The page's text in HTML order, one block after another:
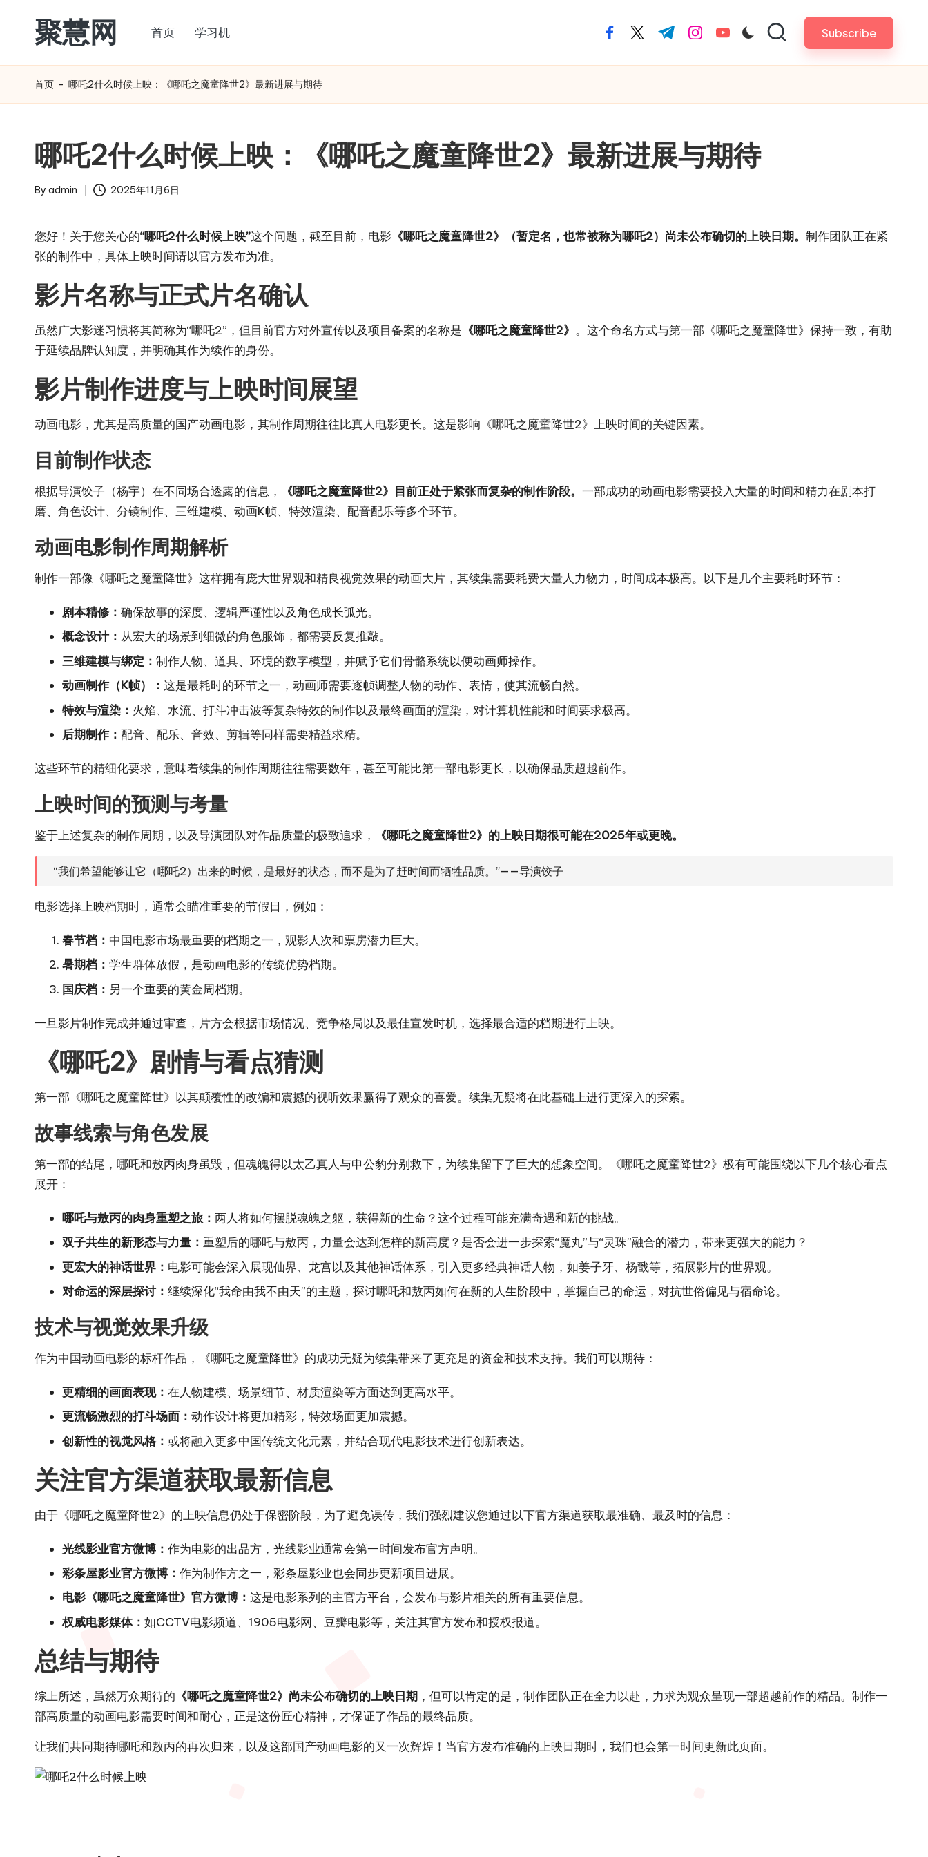
content
聚慧网 首页 学习机 facebook.com
twitter.com
t.me instagram.com
youtube.com Subscribe
首页 - 哪吒2什么时候上映：《哪吒之魔童降世2》最新进展与期待
哪吒2什么时候上映：《哪吒之魔童降世2》最新进展与期待
Posted
By admin 2025年11月6日
您好！关于您关心的“哪吒2什么时候上映”这个问题，截至目前，电影 《哪吒之魔童降世2》（暂定名，也常被称为哪吒2）尚未公布确切的上映日期。 制作团队正在紧
张的制作中，具体上映时间请以官方发布为准。
影片名称与正式片名确认
虽然广大影迷习惯将其简称为“哪吒2”，但目前官方对外宣传以及项目备案的名称是 《哪吒之魔童降世2》 。这个命名方式与第一部《哪吒之魔童降世》保持一致，有助
于延续品牌认知度，并明确其作为续作的身份。
影片制作进度与上映时间展望
动画电影，尤其是高质量的国产动画电影，其制作周期往往比真人电影更长。这是影响《哪吒之魔童降世2》上映时间的关键因素。
目前制作状态
根据导演饺子（杨宇）在不同场合透露的信息， 《哪吒之魔童降世2》目前正处于紧张而复杂的制作阶段。 一部成功的动画电影需要投入大量的时间和精力在剧本打
磨、角色设计、分镜制作、三维建模、动画K帧、特效渲染、配音配乐等多个环节。
动画电影制作周期解析
制作一部像《哪吒之魔童降世》这样拥有庞大世界观和精良视觉效果的动画大片，其续集需要耗费大量人力物力，时间成本极高。以下是几个主要耗时环节：
剧本精修： 确保故事的深度、逻辑严谨性以及角色成长弧光。
概念设计： 从宏大的场景到细微的角色服饰，都需要反复推敲。
三维建模与绑定： 制作人物、道具、环境的数字模型，并赋予它们骨骼系统以便动画师操作。
动画制作（K帧）： 这是最耗时的环节之一，动画师需要逐帧调整人物的动作、表情，使其流畅自然。
特效与渲染： 火焰、水流、打斗冲击波等复杂特效的制作以及最终画面的渲染，对计算机性能和时间要求极高。
后期制作： 配音、配乐、音效、剪辑等同样需要精益求精。
这些环节的精细化要求，意味着续集的制作周期往往需要数年，甚至可能比第一部电影更长，以确保品质超越前作。
上映时间的预测与考量
鉴于上述复杂的制作周期，以及导演团队对作品质量的极致追求， 《哪吒之魔童降世2》的上映日期很可能在2025年或更晚。
“我们希望能够让它（哪吒2）出来的时候，是最好的状态，而不是为了赶时间而牺牲品质。”——导演饺子
电影选择上映档期时，通常会瞄准重要的节假日，例如：
春节档： 中国电影市场最重要的档期之一，观影人次和票房潜力巨大。
暑期档： 学生群体放假，是动画电影的传统优势档期。
国庆档： 另一个重要的黄金周档期。
一旦影片制作完成并通过审查，片方会根据市场情况、竞争格局以及最佳宣发时机，选择最合适的档期进行上映。
《哪吒2》剧情与看点猜测
第一部《哪吒之魔童降世》以其颠覆性的改编和震撼的视听效果赢得了观众的喜爱。续集无疑将在此基础上进行更深入的探索。
故事线索与角色发展
第一部的结尾，哪吒和敖丙肉身虽毁，但魂魄得以太乙真人与申公豹分别救下，为续集留下了巨大的想象空间。《哪吒之魔童降世2》极有可能围绕以下几个核心看点
展开：
哪吒与敖丙的肉身重塑之旅： 两人将如何摆脱魂魄之躯，获得新的生命？这个过程可能充满奇遇和新的挑战。
双子共生的新形态与力量： 重塑后的哪吒与敖丙，力量会达到怎样的新高度？是否会进一步探索“魔丸”与“灵珠”融合的潜力，带来更强大的能力？
更宏大的神话世界： 电影可能会深入展现仙界、龙宫以及其他神话体系，引入更多经典神话人物，如姜子牙、杨戬等，拓展影片的世界观。
对命运的深层探讨： 继续深化“我命由我不由天”的主题，探讨哪吒和敖丙如何在新的人生阶段中，掌握自己的命运，对抗世俗偏见与宿命论。
技术与视觉效果升级
作为中国动画电影的标杆作品，《哪吒之魔童降世》的成功无疑为续集带来了更充足的资金和技术支持。我们可以期待：
更精细的画面表现： 在人物建模、场景细节、材质渲染等方面达到更高水平。
更流畅激烈的打斗场面： 动作设计将更加精彩，特效场面更加震撼。
创新性的视觉风格： 或将融入更多中国传统文化元素，并结合现代电影技术进行创新表达。
关注官方渠道获取最新信息
由于《哪吒之魔童降世2》的上映信息仍处于保密阶段，为了避免误传，我们强烈建议您通过以下官方渠道获取最准确、最及时的信息：
光线影业官方微博： 作为电影的出品方，光线影业通常会第一时间发布官方声明。
彩条屋影业官方微博： 作为制作方之一，彩条屋影业也会同步更新项目进展。
电影《哪吒之魔童降世》官方微博： 这是电影系列的主官方平台，会发布与影片相关的所有重要信息。
权威电影媒体： 如CCTV电影频道、1905电影网、豆瓣电影等，关注其官方发布和授权报道。
总结与期待
综上所述，虽然万众期待的 《哪吒之魔童降世2》尚未公布确切的上映日期 ，但可以肯定的是，制作团队正在全力以赴，力求为观众呈现一部超越前作的精品。制作一
部高质量的动画电影需要时间和耐心，正是这份匠心精神，才保证了作品的最终品质。
让我们共同期待哪吒和敖丙的再次归来，以及这部国产动画电影的又一次辉煌！当官方发布准确的上映日期时，我们也会第一时间更新此页面。